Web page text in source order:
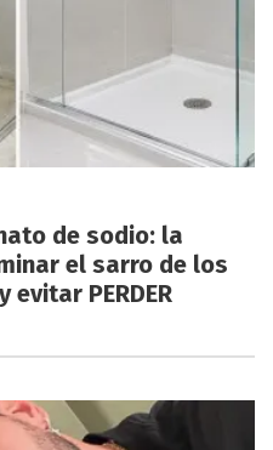
de sodio: la
el sarro de los
PERDER